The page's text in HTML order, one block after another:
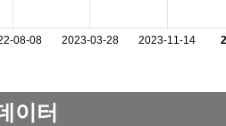
08-08 2023-03-28 2023-11-14
이터